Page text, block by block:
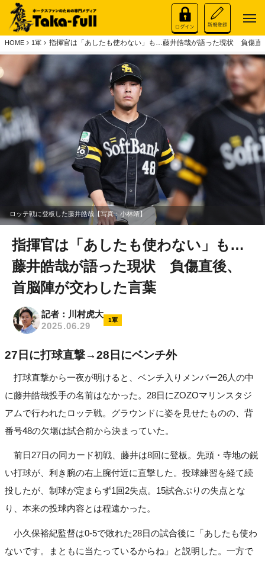
HOME 1軍 指揮官は「あしたも使わない」も…藤井皓哉が語った現状 負傷直
ロッテ戦に登板した藤井皓哉【写真：小林靖】
指揮官は「あしたも使わない」も…
藤井皓哉が語った現状 負傷直後、
首脳陣が交わした言葉
記者：川村虎大
2025.06.29
1軍
27日に打球直撃→28日にベンチ外
打球直撃から一夜が明けると、ベンチ入りメンバー26人の中
に藤井皓哉投手の名前はなかった。28日にZOZOマリンスタジ
アムで行われたロッテ戦。グラウンドに姿を見せたものの、背
番号48の欠場は試合前から決まっていた。
前日27日の同カード初戦、藤井は8回に登板。先頭・寺地の鋭
い打球が、利き腕の右上腕付近に直撃した。投球練習を経て続
投したが、制球が定まらず1回2失点。15試合ぶりの失点とな
り、本来の投球内容とは程遠かった。
小久保裕紀監督は0-5で敗れた28日の試合後に「あしたも使わ
ないです。まともに当たっているからね」と説明した。一方で